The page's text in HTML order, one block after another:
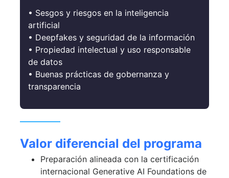
• Sesgos y riesgos en la inteligencia
artificial
• Deepfakes y seguridad de la información
• Propiedad intelectual y uso responsable
de datos
• Buenas prácticas de gobernanza y
transparencia
Valor diferencial del programa
Preparación alineada con la certificación
internacional Generative AI Foundations de